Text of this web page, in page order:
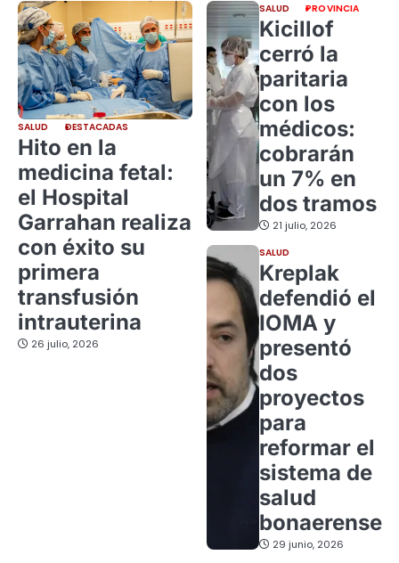
SALUD DESTACADAS
Hito en la
medicina fetal:
el Hospital
Garrahan realiza
con éxito su
primera
transfusión
intrauterina
26 julio, 2026
SALUD PROVINCIA
Kicillof
cerró la
paritaria
con los
médicos:
cobrarán
un 7% en
dos tramos
21 julio, 2026
SALUD
Kreplak
defendió el
IOMA y
presentó
dos
proyectos
para
reformar el
sistema de
salud
bonaerense
29 junio, 2026